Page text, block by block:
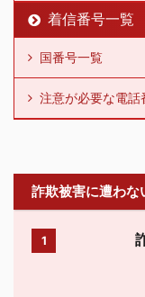
着信番号一覧
国番号一覧
注意が必要な電話
詐欺被害に遭わな
1